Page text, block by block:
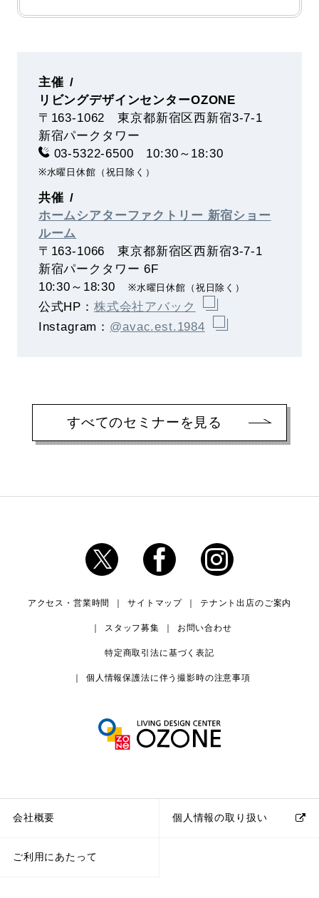
主催
リビングデザインセンターOZONE
〒163-1062 東京都新宿区西新宿3-7-1
新宿パークタワー
03-5322-6500 10:30～18:30
※水曜日休館（祝日除く）
共催
ホームシアターファクトリー 新宿ショー
ルーム
〒163-1066 東京都新宿区西新宿3-7-1
新宿パークタワー 6F
10:30～18:30
※水曜日休館（祝日除く）
公式HP： 株式会社アバック
Instagram： @avac.est.1984
すべてのセミナーを見る
アクセス・営業時間 サイトマップ テナント出店のご案内
スタッフ募集 お問い合わせ
特定商取引法に基づく表記
個人情報保護法に伴う撮影時の注意事項
会社概要 個人情報の取り扱い
ご利用にあたって